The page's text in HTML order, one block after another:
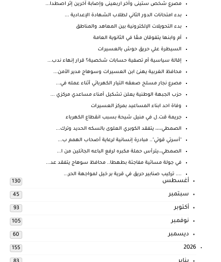
مصرع شخص ستينى وآخر اربعينى وإصابة آخرين إثر اصطدا...
بدء امتحانات الدور الثاني لطلاب الشهادة الإعدادية ...
بدء التحويلات الإلكترونية بين المعاهد والمناطق
أم وابنها يتفوقان معًا في الثانوية العامة
السيطرة علي حريق حوش بالعسيرات
إقالة سياسية أم تصفية حسابات شخصية؟ قرار إنهاء ندب...
محافظ الغربية يهنئ ابن العسيرات وسوهاج مدير الأمن...
مصرع نجار مسلح صعقه التيار الكهربائي أثناء عمله في...
حزب الجبهة الوطنية يعلن تشكيل أمناء مساعدي مركزي ...
وفاة احد ابناء المساعيد بمركز العسيرات
جريمة قت.ل في منيل شيحة بسبب انقطاع الكهرباء
الصمطي،،،، يتفقد الكوبري العلوى بالسكه الحديد وترك...
"أسرتي قوتي".. مبادرة إنسانية لرعاية أصحاب الهمم ب...
الصمطي،،يترأس حملة مكبره لرفع الباعه الجائلين من ا...
في جولة مسائية مفاجئة بطهطا.. محافظ سوهاج يتفقد عد...
.... تركيب صنابير حريق في قرية بر خيل لمواجهة الحر...
أغسطس 130
سبتمبر 45
أكتوبر 93
نوفمبر 105
ديسمبر 60
2026
155